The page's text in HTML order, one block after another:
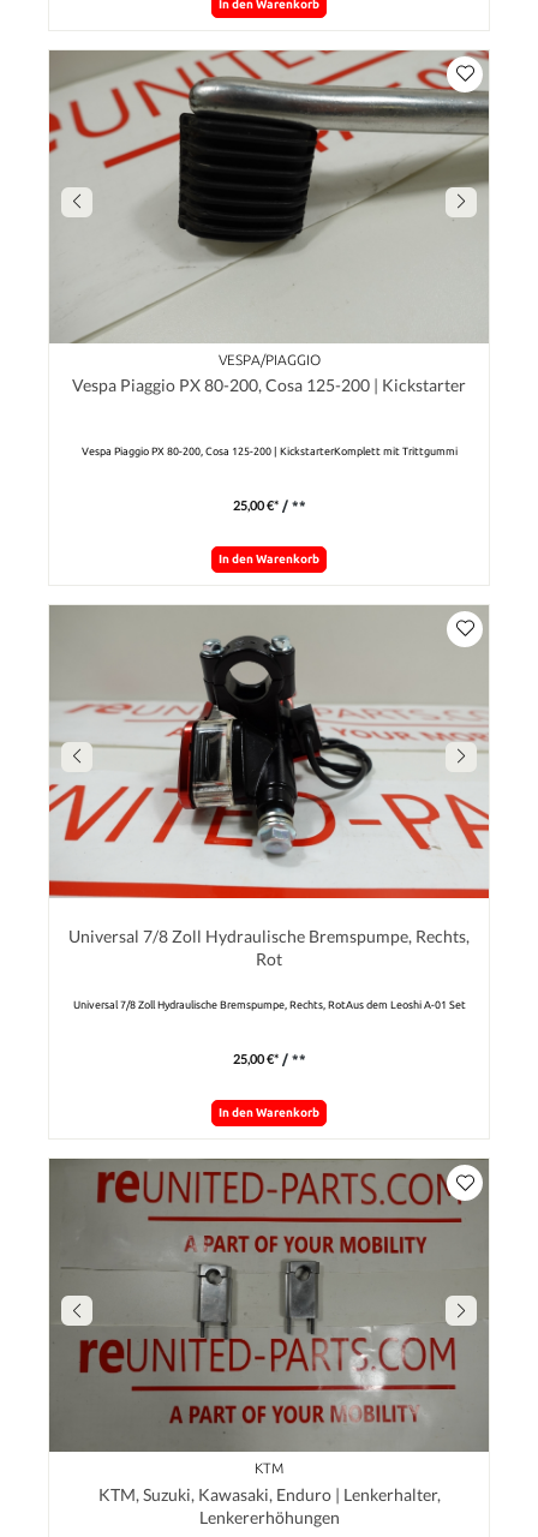
In den Warenkorb
VESPA/PIAGGIO
Vespa Piaggio PX 80-200, Cosa 125-200 | Kickstarter
Vespa Piaggio PX 80-200, Cosa 125-200 | KickstarterKomplett mit Trittgummi
25,00 €* / **
In den Warenkorb
Universal 7/8 Zoll Hydraulische Bremspumpe, Rechts,
Rot
Universal 7/8 Zoll Hydraulische Bremspumpe, Rechts, RotAus dem Leoshi A-01 Set
25,00 €* / **
In den Warenkorb
KTM
KTM, Suzuki, Kawasaki, Enduro | Lenkerhalter,
Lenkererhöhungen